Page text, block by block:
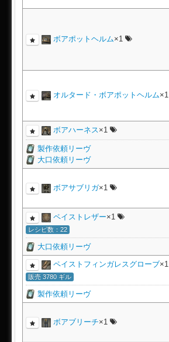
ボアポットヘルム×1
オルタード・ボアポットヘルム×1
ボアハーネス×1
製作依頼リーヴ
大口依頼リーヴ
ボアサブリガ×1
ペイストレザー×1
レシピ数：22
大口依頼リーヴ
ペイストフィンガレスグローブ×1
販売 3780 ギル
製作依頼リーヴ
ボアブリーチ×1